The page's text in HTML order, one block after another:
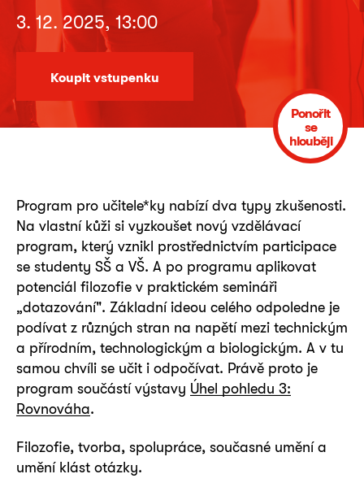
3. 12. 2025, 13:00
Koupit vstupenku
Ponořit
se
hlouběji
Program pro učitele*ky nabízí dva typy zkušenosti.
Na vlastní kůži si vyzkoušet nový vzdělávací
program, který vznikl prostřednictvím participace
se studenty SŠ a VŠ. A po programu aplikovat
potenciál filozofie v praktickém semináři
„dotazování". Základní ideou celého odpoledne je
podívat z různých stran na napětí mezi technickým
a přírodním, technologickým a biologickým. A v tu
samou chvíli se učit i odpočívat. Právě proto je
program součástí výstavy Úhel pohledu 3:
Rovnováha.
Filozofie, tvorba, spolupráce, současné umění a
umění klást otázky.